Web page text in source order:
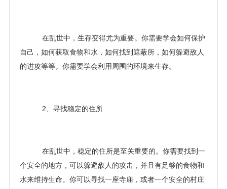
在乱世中，生存变得尤为重要。你需要学会如何保护
自己，如何获取食物和水，如何找到遮蔽所，如何躲避敌人
的进攻等等。你需要学会利用周围的环境来生存。
2、寻找稳定的住所
在乱世中，稳定的住所是至关重要的。你需要找到一
个安全的地方，可以躲避敌人的攻击，并且有足够的食物和
水来维持生命。你可以寻找一座寺庙，或者一个安全的村庄